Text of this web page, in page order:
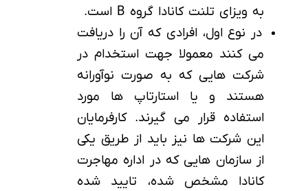
به ویزای تلنت کانادا گروه B است.
در نوع اول، افرادی که آن را دریافت
می کنند معمولا جهت استخدام در
شرکت هایی که به صورت نوآورانه
هستند و یا استارتاپ ها مورد
استفاده قرار می گیرند. کارفرمایان
این شرکت ها نیز باید از طریق یکی
از سازمان هایی که در اداره مهاجرت
کانادا مشخص شده، تایید شده